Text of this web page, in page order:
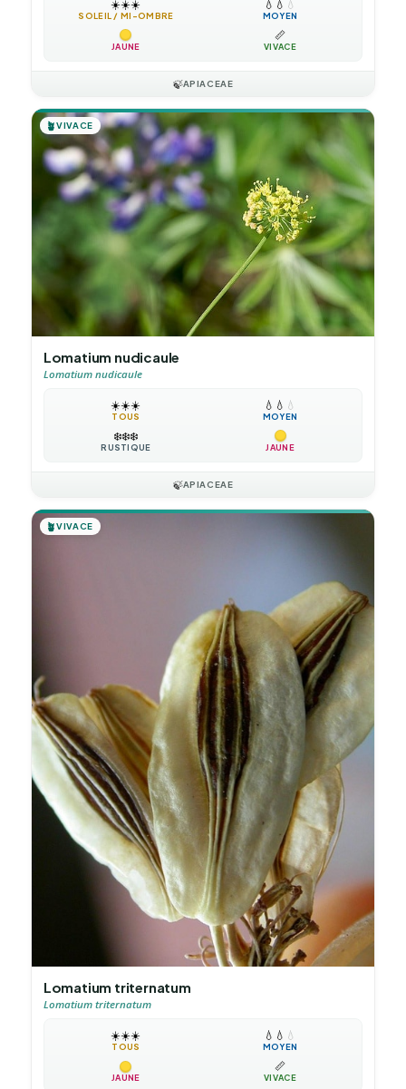
☀️☀️☀️
SOLEIL / MI-OMBRE
💧 💧 💧
MOYEN
JAUNE
📏
VIVACE
🍃APIACEAE
🪴VIVACE
Lomatium nudicaule
Lomatium nudicaule
☀️☀️☀️
TOUS
💧 💧 💧
MOYEN
❄️❄️❄️
RUSTIQUE JAUNE
🍃APIACEAE
🪴VIVACE
Lomatium triternatum
Lomatium triternatum
☀️☀️☀️
TOUS
💧 💧 💧
MOYEN
JAUNE
📏
VIVACE